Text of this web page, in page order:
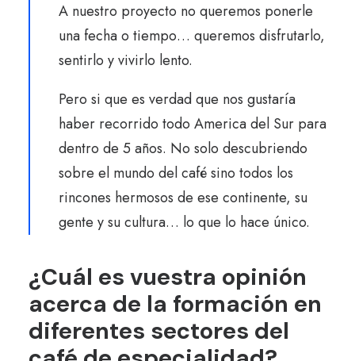
A nuestro proyecto no queremos ponerle
una fecha o tiempo… queremos disfrutarlo,
sentirlo y vivirlo lento.
Pero si que es verdad que nos gustaría
haber recorrido todo America del Sur para
dentro de 5 años. No solo descubriendo
sobre el mundo del café sino todos los
rincones hermosos de ese continente, su
gente y su cultura… lo que lo hace único.
¿Cuál es vuestra opinión
acerca de la formación en
diferentes sectores del